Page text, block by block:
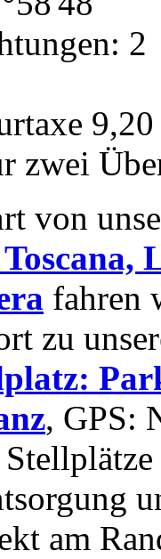
2
zwei
von
fahren
zu
, GPS:
am